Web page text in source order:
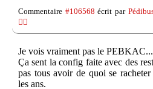
Commentaire #106568 écrit par
👎🏽
Je vois vraiment pas le PEBKAC...
Ça sent la config faite avec des
pas tous avoir de quoi se
les ans.